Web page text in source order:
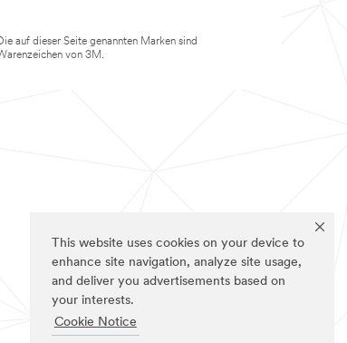
This website uses cookies on your device to
enhance site navigation, analyze site usage,
and deliver you advertisements based on
your interests.
Cookie Notice
auf dieser Seite genannten Marken sind
von 3M.